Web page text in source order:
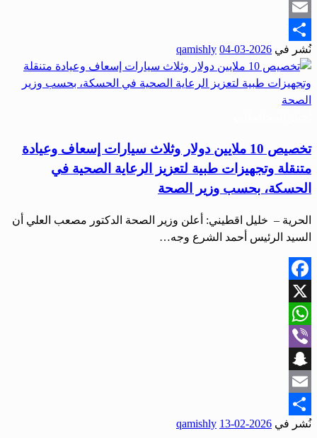
Snapchat
Email
Share
نُشر في 2026-03-04
qamishly
تخصيص 10 ملايين دولار وثلاث سيارات إسعاف وعيادة
متنقلة وتجهيزات طبية لتعزيز الرعاية الصحية في
الحسكة، بحسب وزير الصحة
الحرية – خليل اقطيني: أعلن وزير الصحة الدكتور مصعب العلي أن
السيد الرئيس أحمد الشرع وجه…
Facebook
X
WhatsApp
Viber
Snapchat
Email
Share
نُشر في 2026-02-13
qamishly